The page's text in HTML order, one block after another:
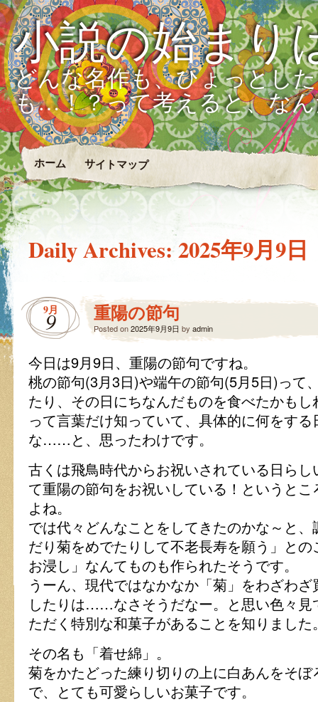
小説の始まり
どんな名作も、ひょっとし
も…！？って考えると、な
ホーム サイトマップ
Daily Archives:2025年9月9日
9月
9 重陽の節句
Posted on2025年9月9日 by admin
今日は9月9日、重陽の節句ですね。
桃の節句(3月3日)や端午の節句(5月5日)って
たり、その日にちなんだものを食べたかも
って言葉だけ知っていて、具体的に何をす
な……と、思ったわけです。
古くは飛鳥時代からお祝いされている日ら
て重陽の節句をお祝いしている！というと
よね。
では代々どんなことをしてきたのかな～と
だり菊をめでたりして不老長寿を願う」と
お浸し」なんてものも作られたそうです。
うーん、現代ではなかなか「菊」をわざわ
したりは……なさそうだなー。と思い色々見
ただく特別な和菓子があることを知りました
その名も「着せ綿」。
菊をかたどった練り切りの上に白あんをそ
で、とても可愛らしいお菓子です。